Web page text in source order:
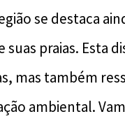
se destaca
suas praias. Esta
mas também
ambiental.